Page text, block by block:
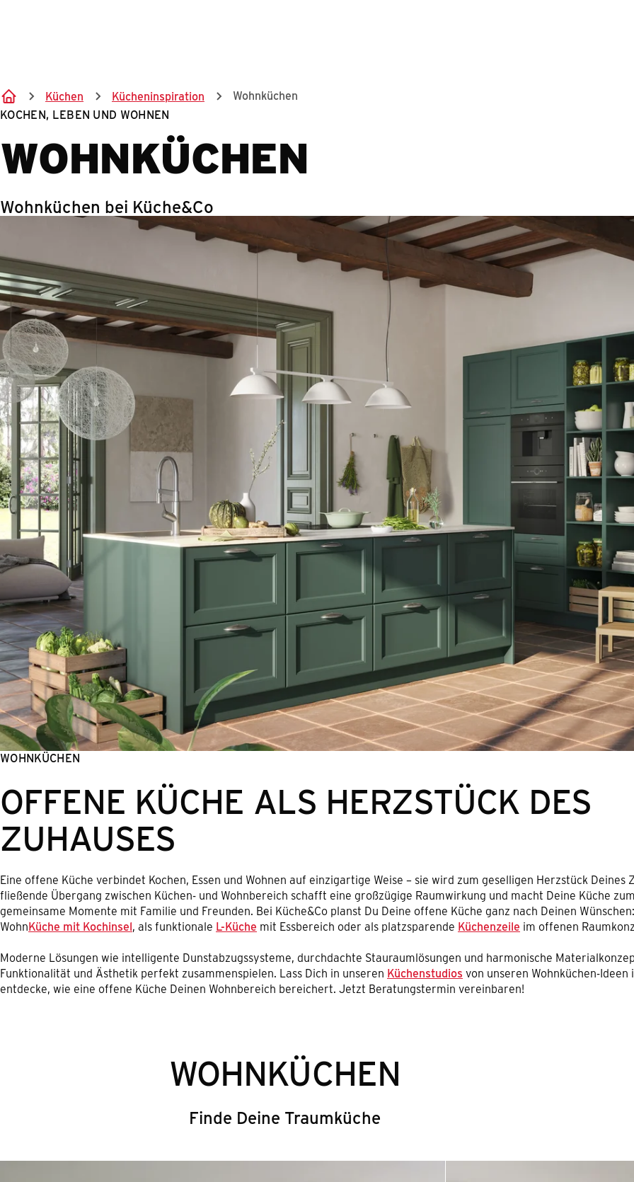
Küchen Kücheninspiration
Wohnküchen
KOCHEN, LEBEN UND WOHNEN
WOHNKÜCHEN
Wohnküchen bei Küche&Co
WOHNKÜCHEN
OFFENE KÜCHE ALS HERZSTÜCK DES
ZUHAUSES
Eine offene Küche verbindet Kochen, Essen und Wohnen auf einzigartige Weise – sie wird zum geselligen Herzstück Deines
fließende Übergang zwischen Küchen- und Wohnbereich schafft eine großzügige Raumwirkung und macht Deine Küche
gemeinsame Momente mit Familie und Freunden. Bei Küche&Co planst Du Deine offene Küche ganz nach Deinen
WohnKüche mit Kochinsel, als funktionale L-Küche mit Essbereich oder als platzsparende Küchenzeile im offenen
Moderne Lösungen wie intelligente Dunstabzugssysteme, durchdachte Stauraumlösungen und harmonische
Funktionalität und Ästhetik perfekt zusammenspielen. Lass Dich in unseren Küchenstudios von unseren Wohnküchen-
entdecke, wie eine offene Küche Deinen Wohnbereich bereichert. Jetzt Beratungstermin vereinbaren!
WOHNKÜCHEN
Finde Deine Traumküche